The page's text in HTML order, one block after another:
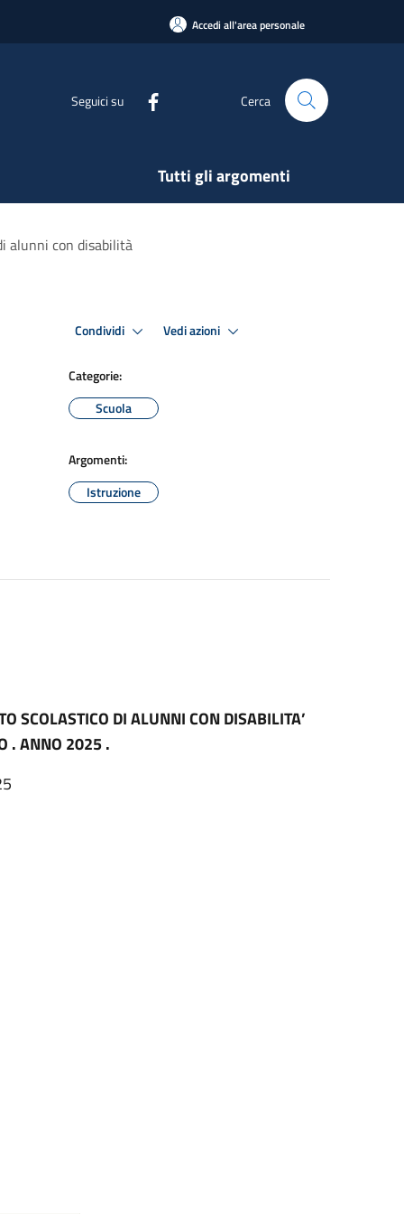
Accedi all'area personale
Seguici su Cerca
Tutti gli argomenti
alunni con disabilità
Condividi Vedi azioni
Categorie:
Scuola
Argomenti:
Istruzione
SCOLASTICO DI ALUNNI CON DISABILITA’
. ANNO 2025 .